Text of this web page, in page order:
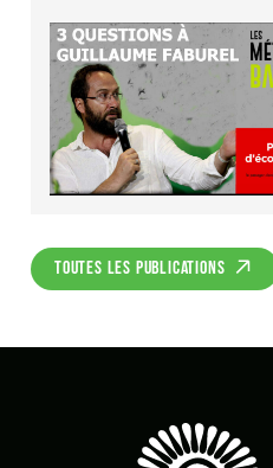
TOUTES LES PUBLICATIONS